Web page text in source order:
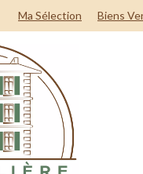
Ma Sélection Biens